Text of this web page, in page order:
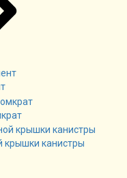
крышки канистры